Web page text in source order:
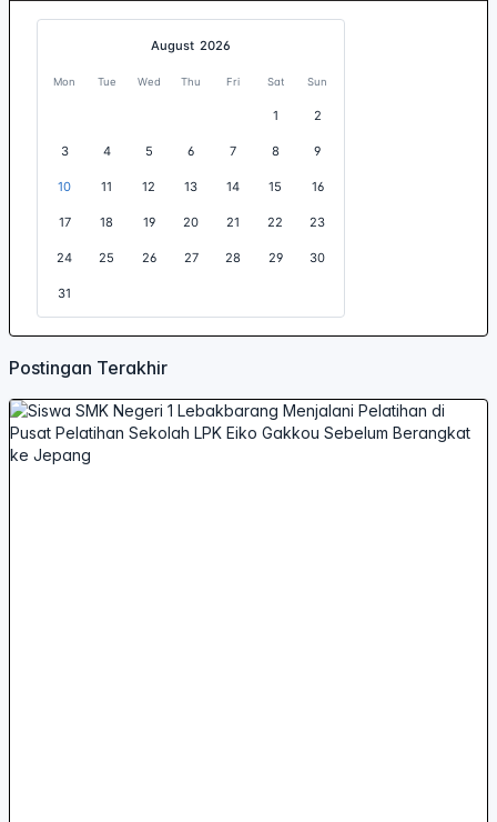
August 2026
Mon Tue Wed Thu Fri Sat Sun
1 2
3 4 5 6 7 8 9
10 11 12 13 14 15 16
17 18 19 20 21 22 23
24 25 26 27 28 29 30
31
Postingan Terakhir